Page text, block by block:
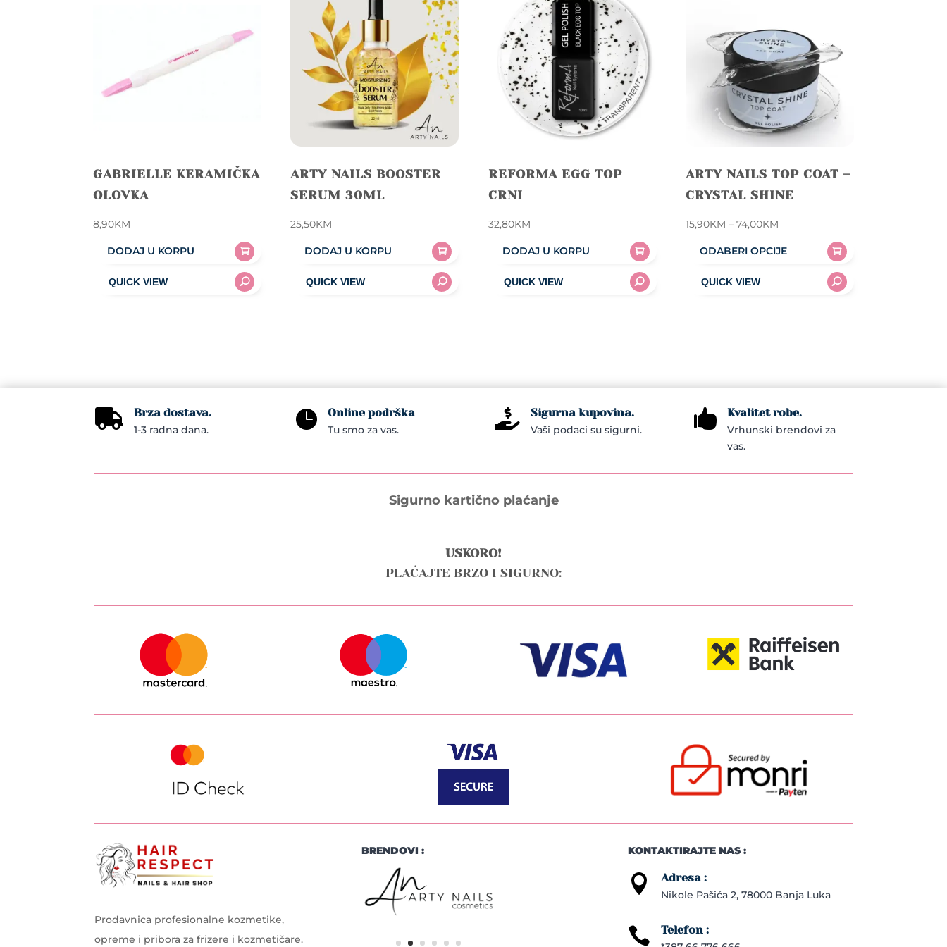
GABRIELLE KERAMIČKA
OLOVKA
8,90KM
DODAJ U KORPU
ARTY NAILS BOOSTER
SERUM 30ML
25,50KM
DODAJ U KORPU
REFORMA EGG TOP
CRNI
32,80KM
DODAJ U KORPU
ARTY NAILS TOP COAT –
CRYSTAL SHINE
15,90KM – 74,00KMPrice
ODABERI OPCIJE
product
be
the
 Brza dostava.
1-3 radna dana.  Online podrška
Tu smo za vas.  Sigurna kupovina.
Vaši podaci su sigurni.  Kvalitet robe.
Vrhunski brendovi za
vas.
Sigurno kartično plaćanje
USKORO!
PLAĆAJTE BRZO I SIGURNO:
Prodavnica profesionalne kozmetike,
opreme i pribora za frizere i kozmetičare.
BRENDOVI : KONTAKTIRAJTE NAS :
 Adresa :
Nikole Pašića 2, 78000 Banja Luka
 Telefon :